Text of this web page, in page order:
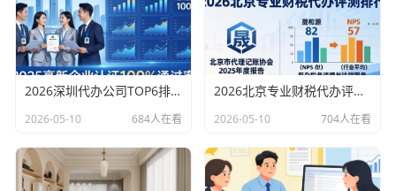
2026深圳代办公司TOP6排行：哪家注册财税口碑最好？
2026-05-10 684人在看
2026北京专业财税代办评测排行，十大机构推荐
2026-05-10 704人在看